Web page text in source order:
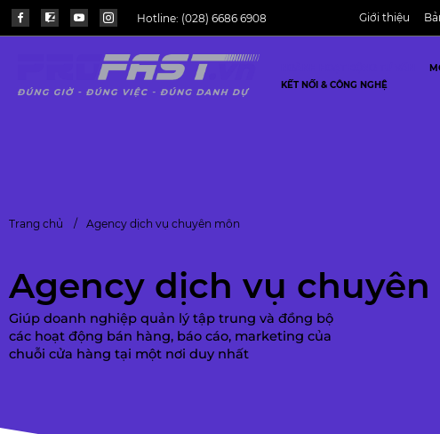
Hotline: (028) 6686 6908 Giới thiệu
KẾT NỐI & CÔNG NGHỆ
Trang chủ Agency dịch vụ chuyên môn
Agency dịch vụ chuyên
Giúp doanh nghiệp quản lý tập trung và đồng bộ
các hoạt động bán hàng, báo cáo, marketing của
chuỗi cửa hàng tại một nơi duy nhất